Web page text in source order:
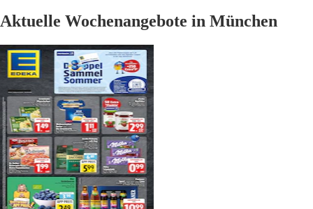
Aktuelle Wochenangebote in München